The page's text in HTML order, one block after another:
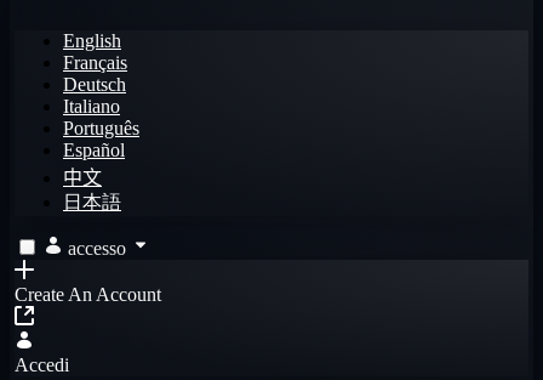
English
Français
Deutsch
Italiano
Português
Español
中文
日本語
accesso
Create An Account
Accedi